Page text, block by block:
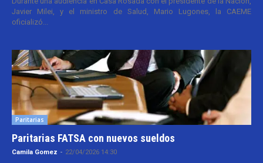
Javier Milei, y el ministro de Salud, Mario Lugones, la CAEME
oficializó...
Paritarias
Paritarias FATSA con nuevos sueldos
Camila Gomez - 22/04/2026 14:30